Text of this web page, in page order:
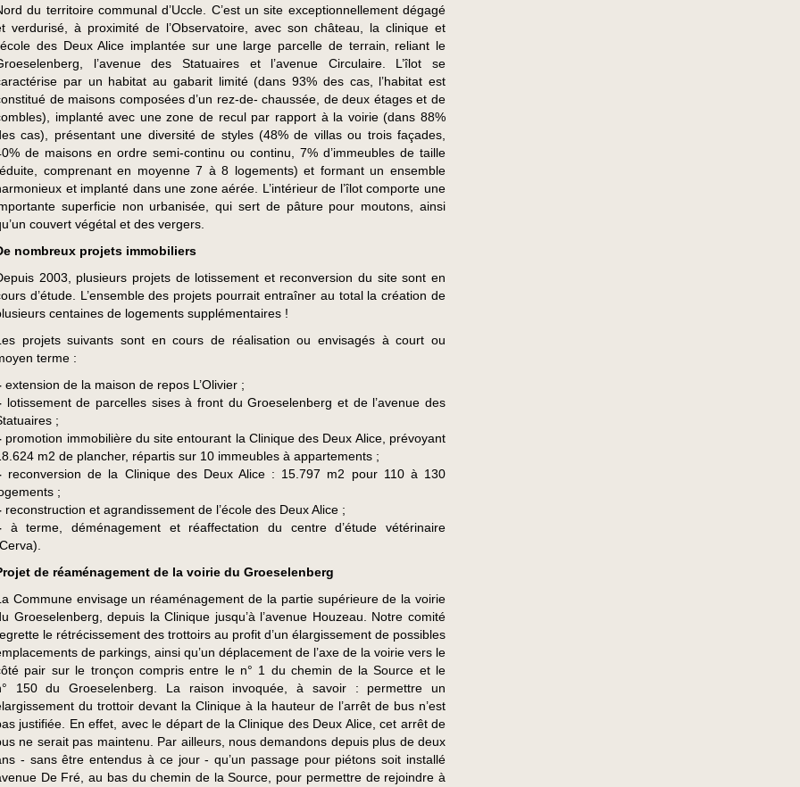
du territoire communal d’Uccle. C’est un site exceptionnellement dégagé
verdurisé, à proximité de l’Observatoire, avec son château, la clinique et
des Deux Alice implantée sur une large parcelle de terrain, reliant le
l’avenue des Statuaires et l’avenue Circulaire. L’îlot se
par un habitat au gabarit limité (dans 93% des cas, l’habitat est
de maisons composées d’un rez-de- chaussée, de deux étages et de
implanté avec une zone de recul par rapport à la voirie (dans 88%
cas), présentant une diversité de styles (48% de villas ou trois façades,
de maisons en ordre semi-continu ou continu, 7% d’immeubles de taille
comprenant en moyenne 7 à 8 logements) et formant un ensemble
et implanté dans une zone aérée. L’intérieur de l’îlot comporte une
superficie non urbanisée, qui sert de pâture pour moutons, ainsi
couvert végétal et des vergers.
nombreux projets immobiliers
2003, plusieurs projets de lotissement et reconversion du site sont en
d’étude. L’ensemble des projets pourrait entraîner au total la création de
centaines de logements supplémentaires !
projets suivants sont en cours de réalisation ou envisagés à court ou
terme :
extension de la maison de repos L’Olivier ;
lotissement de parcelles sises à front du Groeselenberg et de l’avenue des
;
promotion immobilière du site entourant la Clinique des Deux Alice, prévoyant
m2 de plancher, répartis sur 10 immeubles à appartements ;
reconversion de la Clinique des Deux Alice : 15.797 m2 pour 110 à 130
;
reconstruction et agrandissement de l’école des Deux Alice ;
à terme, déménagement et réaffectation du centre d’étude vétérinaire
de réaménagement de la voirie du Groeselenberg
Commune envisage un réaménagement de la partie supérieure de la voirie
Groeselenberg, depuis la Clinique jusqu’à l’avenue Houzeau. Notre comité
le rétrécissement des trottoirs au profit d’un élargissement de possibles
de parkings, ainsi qu’un déplacement de l’axe de la voirie vers le
pair sur le tronçon compris entre le n° 1 du chemin de la Source et le
150 du Groeselenberg. La raison invoquée, à savoir : permettre un
du trottoir devant la Clinique à la hauteur de l’arrêt de bus n’est
justifiée. En effet, avec le départ de la Clinique des Deux Alice, cet arrêt de
ne serait pas maintenu. Par ailleurs, nous demandons depuis plus de deux
- sans être entendus à ce jour - qu’un passage pour piétons soit installé
De Fré, au bas du chemin de la Source, pour permettre de rejoindre à